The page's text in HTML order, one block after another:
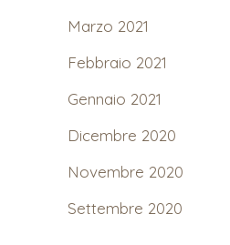
Marzo 2021
Febbraio 2021
Gennaio 2021
Dicembre 2020
Novembre 2020
Settembre 2020